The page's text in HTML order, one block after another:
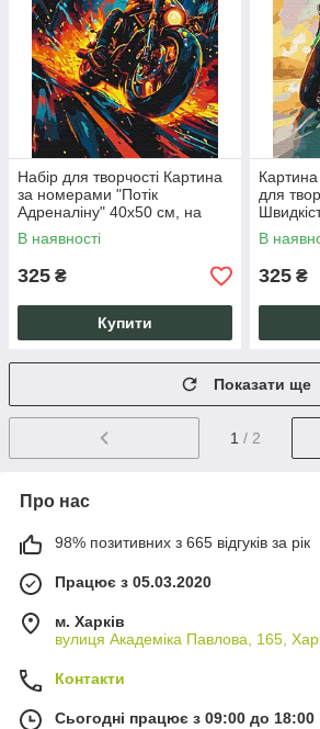
Набір для творчості Картина
за номерами "Потік
Адреналіну" 40х50 см, на
підрамнику, акрил, для
дорослих
В наявності
325 ₴
Купити
для
В
325 ₴
Показати ще
1 / 2
Про нас
98% позитивних з 665 відгуків за рік
Працює з 05.03.2020
м. Харків
вулиця Академіка Павлова, 165,
Контакти
Сьогодні працює з 09:00 до 18:00